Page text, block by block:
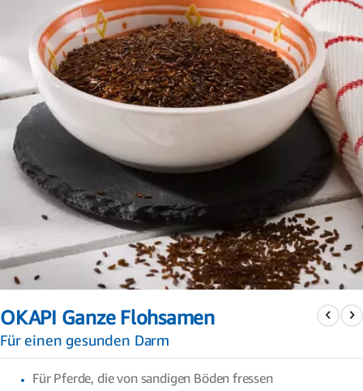
der
springen
OKAPI Ganze Flohsamen
Für einen gesunden Darm
Für Pferde, die von sandigen Böden fressen